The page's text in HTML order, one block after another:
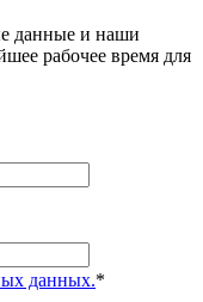
данные и наши
рабочее время для
данных.*